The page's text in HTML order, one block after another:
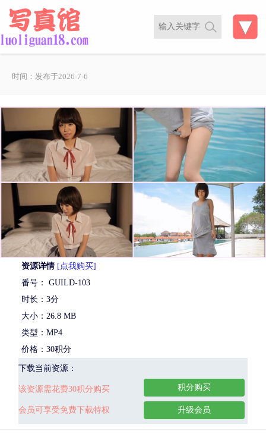
时间：发布于2026-7-6
资源详情 [点我购买]
番号： GUILD-103
时长：3分
大小：26.8 MB
类型：MP4
价格：30积分
下载当前资源：
该资源需花费30积分购买
会员可享受免费下载特权
积分购买
升级会员